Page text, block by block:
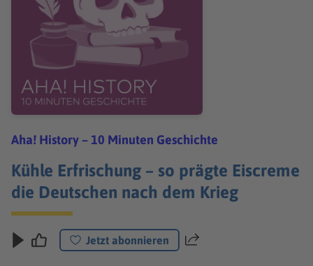
Aha! History – 10 Minuten Geschichte
Kühle Erfrischung – so prägte Eiscreme
die Deutschen nach dem Krieg
Jetzt abonnieren Teilen